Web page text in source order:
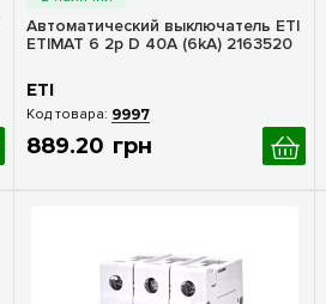
Автоматический выключатель ETI
ETIMAT 6 2p D 40A (6kA) 2163520
ETI
9997
889.20 грн